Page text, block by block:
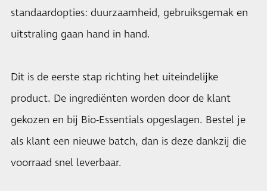
standaardopties: duurzaamheid, gebruiksgemak en
uitstraling gaan hand in hand.
Dit is de eerste stap richting het uiteindelijke
product. De ingrediënten worden door de klant
gekozen en bij Bio-Essentials opgeslagen. Bestel je
als klant een nieuwe batch, dan is deze dankzij die
voorraad snel leverbaar.